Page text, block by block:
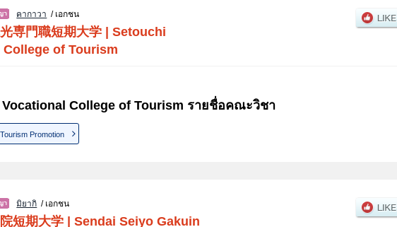
คากาวา / เอกชน
専門職短期大学
Setouchi
of Tourism
College of Tourism รายชื่อคณะวิชา
Promotion
มิยากิ / เอกชน
短期大学
Sendai Seiyo Gakuin